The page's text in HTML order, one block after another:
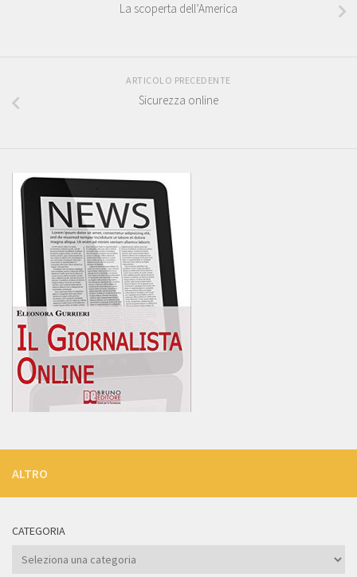
La scoperta dell’America
ARTICOLO PRECEDENTE
Sicurezza online
ALTRO
CATEGORIA
Categoria